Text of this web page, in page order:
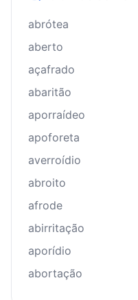
abrótea
aberto
açafrado
abaritão
aporraídeo
apoforeta
averroídio
abroito
afrode
abirritação
aporídio
abortação